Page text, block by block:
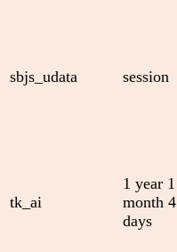
sbjs_udata session
tk_ai
1 year 1
month 4
days